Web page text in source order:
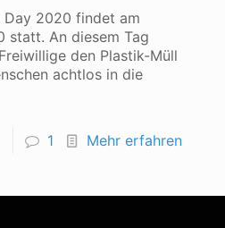
Day 2020 findet am
statt. An diesem Tag
den Plastik-Müll
achtlos in die
1 Mehr erfahren